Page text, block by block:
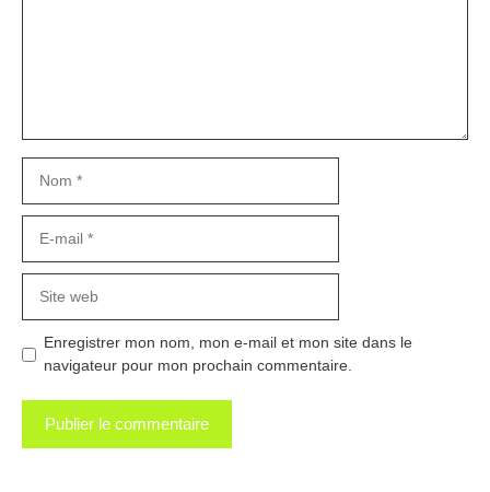
mail
web
Enregistrer mon nom, mon e-mail et mon site dans le
navigateur pour mon prochain commentaire.